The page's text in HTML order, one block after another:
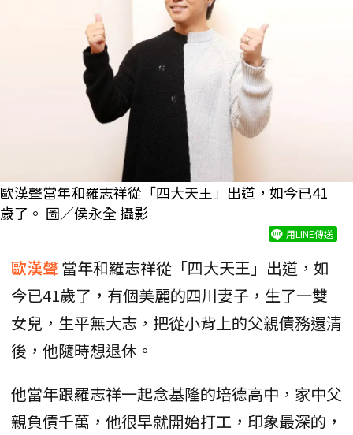
歐漢聲當年和羅志祥從「四大天王」出道，如今已41
歲了。 圖／侯永全 攝影
用LINE傳送
歐漢聲 當年和羅志祥從「四大天王」出道，如
今已41歲了，有個美麗的四川妻子，生了一雙
女兒，生平無大志，把從小背上的父親債務還清
後，他隨時想退休。
他當年跟羅志祥一起念基隆的培德高中，家中父
親負債千萬，他很早就開始打工，印象最深的，